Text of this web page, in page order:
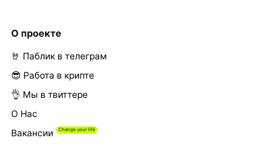
О проекте
🤘 Паблик в телеграм
😎 Работа в крипте
👌 Мы в твиттере
О Нас
Вакансии